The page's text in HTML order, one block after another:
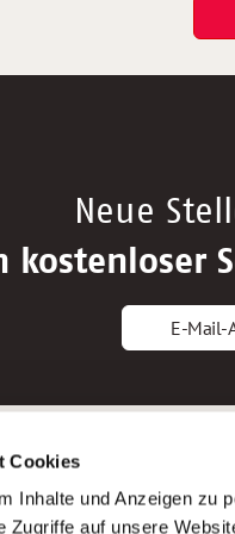
Cookies
Inhalte und Anzeigen zu
Zugriffe auf unsere
Neue
kostenloser
E-Mail-
Altenpfleger*in
Krankenpfleger*in